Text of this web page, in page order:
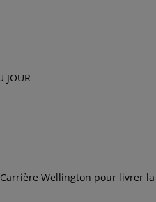
JOUR
Wellington pour livrer la